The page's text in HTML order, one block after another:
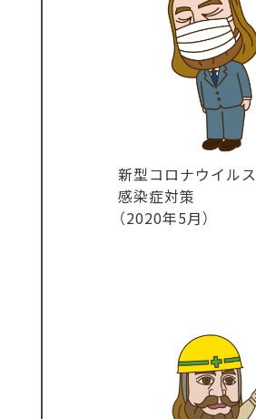
新型コロナウイルス
感染症対策
（2020年5月）